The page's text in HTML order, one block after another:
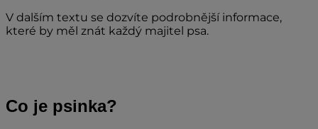
V dalším textu se dozvíte podrobnější informace,
které by měl znát každý majitel psa.
Co je psinka?